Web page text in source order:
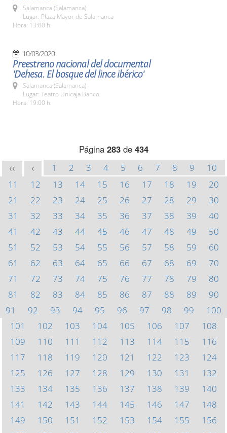
Salamanca (Salamanca)
Lugar: Plaza Mayor de Salamanca
Hora: 13:00 h.
10/03/2020
Preestreno nacional del documental
'Dehesa. El bosque del lince ibérico'
Salamanca (Salamanca)
Lugar: Teatro Unicaja Banco
Hora: 19:00 h.
Página 283de 434
<< < 1 2 3 4 5 6 7 8 9
10
11
12 13 14 15 16 17 18 19
20
21
22 23 24 25 26 27 28 29
30
31
32 33 34 35 36 37 38 39
40
41
42 43 44 45 46 47 48 49
50
51
52 53 54 55 56 57 58 59
60
61
62 63 64 65 66 67 68 69
70
71
72 73 74 75 76 77 78 79
80
81
82 83 84 85 86 87 88 89
90
91
92 93 94 95 96 97 98 99
100
101
102 103 104 105 106 107
108
109
110 111 112 113 114 115
116
117
118 119 120 121 122 123
124
125
126 127 128 129 130 131
132
133
134 135 136 137 138 139
140
141
142 143 144 145 146 147
148
149
150 151 152 153 154 155
156